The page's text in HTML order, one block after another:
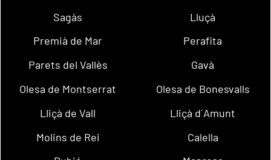
Sagàs
Lluçà
Premià de Mar
Perafita
Parets del Vallès
Gavà
Olesa de Montserrat
Olesa de Bonesvalls
Lliçà de Vall
Lliçà d´Amunt
Molins de Rei
Calella